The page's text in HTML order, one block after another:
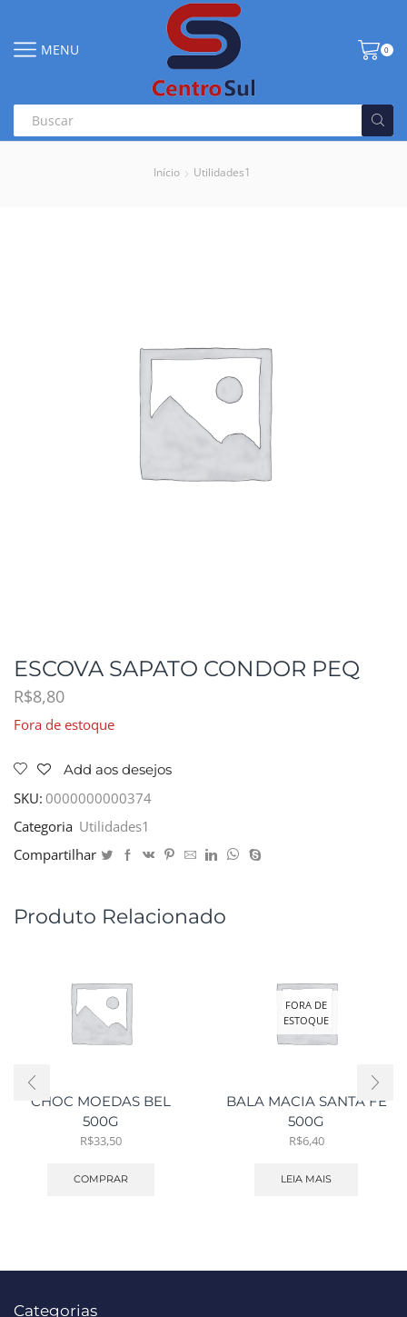
MENU 0
Início Utilidades1
ESCOVA SAPATO CONDOR PEQ
R$8,80
Fora de estoque
Add aos desejos
SKU: 0000000000374
Categoria Utilidades1
Compartilhar
Produto Relacionado
CHOC MOEDAS BEL
500G
R$33,50
COMPRAR
FORA DE
ESTOQUE
BALA MACIA SANTA FE
500G
R$6,40
LEIA MAIS
Categorias